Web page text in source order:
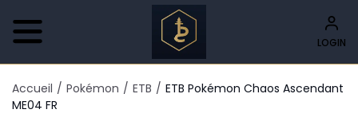
LOGIN
Accueil / Pokémon / ETB / ETB Pokémon Chaos Ascendant
ME04 FR